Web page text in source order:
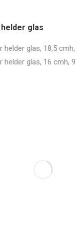
glas
helder glas, 18,5
helder glas, 16 cmh,